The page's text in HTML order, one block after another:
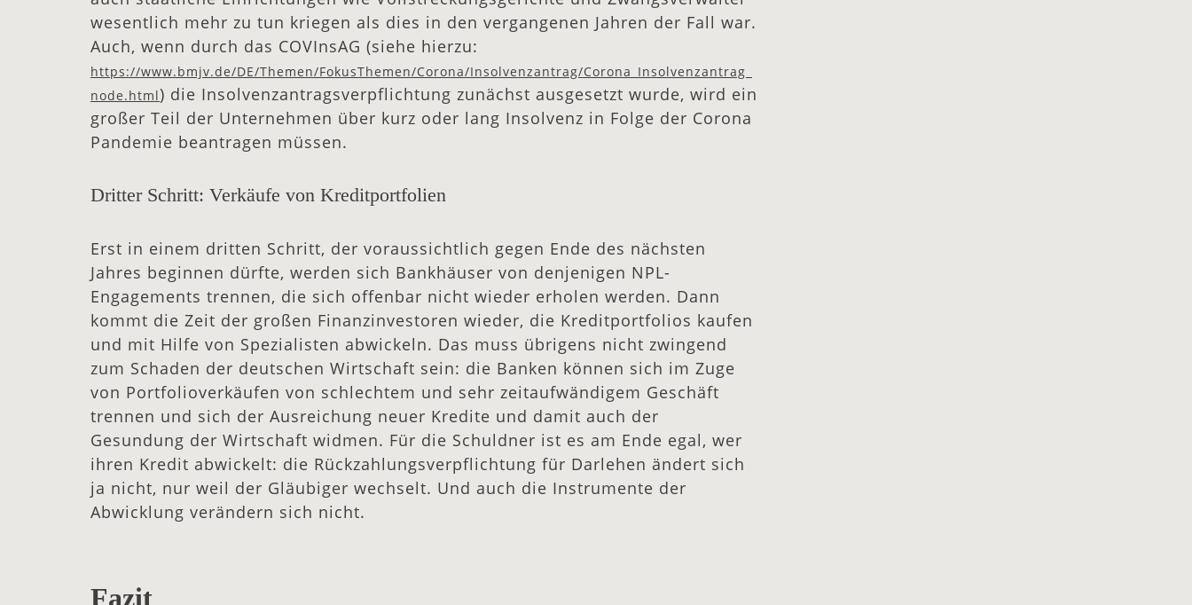
wesentlich mehr zu tun kriegen als dies in den vergangenen Jahren der Fall war.
Auch, wenn durch das COVInsAG (siehe hierzu:
https://www.bmjv.de/DE/Themen/FokusThemen/Corona/Insolvenzantrag/Corona_Insolvenzantrag_
node.html) die Insolvenzantragsverpflichtung zunächst ausgesetzt wurde, wird ein
großer Teil der Unternehmen über kurz oder lang Insolvenz in Folge der Corona
Pandemie beantragen müssen.
Dritter Schritt: Verkäufe von Kreditportfolien
Erst in einem dritten Schritt, der voraussichtlich gegen Ende des nächsten
Jahres beginnen dürfte, werden sich Bankhäuser von denjenigen NPL-
Engagements trennen, die sich offenbar nicht wieder erholen werden. Dann
kommt die Zeit der großen Finanzinvestoren wieder, die Kreditportfolios kaufen
und mit Hilfe von Spezialisten abwickeln. Das muss übrigens nicht zwingend
zum Schaden der deutschen Wirtschaft sein: die Banken können sich im Zuge
von Portfolioverkäufen von schlechtem und sehr zeitaufwändigem Geschäft
trennen und sich der Ausreichung neuer Kredite und damit auch der
Gesundung der Wirtschaft widmen. Für die Schuldner ist es am Ende egal, wer
ihren Kredit abwickelt: die Rückzahlungsverpflichtung für Darlehen ändert sich
ja nicht, nur weil der Gläubiger wechselt. Und auch die Instrumente der
Abwicklung verändern sich nicht.
Fazit